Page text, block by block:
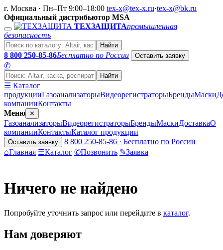
г. Москва · Пн–Пт 9:00–18:00 tex-x@tex-x.ru·tex-x@bk.ru
Официальный дистрибьютор MSA
ТЕХЗАЩИТАпромышленная
безопасность
Найти
8 800 250-85-86Бесплатно по России Оставить заявку
✆
Найти
☰ Каталог
продукцииГазоанализаторыВидеорегистраторыБрендыМаски
компанииКонтакты
Меню ✕
ГазоанализаторыВидеорегистраторыБрендыМаскиДоставкаО
компанииКонтактыКаталог продукции
Оставить заявку
8 800 250-85-86 · Бесплатно по России
⌂Главная ☰Каталог ✆Позвонить ✎Заявка
Ничего не найдено
Попробуйте уточнить запрос или перейдите в каталог.
Нам доверяют